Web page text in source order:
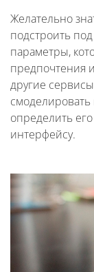
Желательно
подстроить
параметры,
предпочтения
другие
смоделировать
определить
интерфейсу.